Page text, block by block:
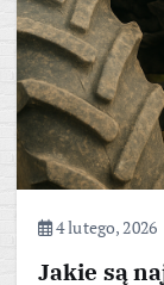
4 lutego, 2026
Jakie są